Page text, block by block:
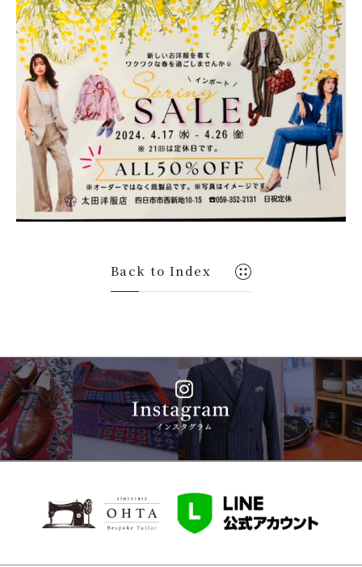
ORDER ITEM
オーダーアイテム
SHOP INFO
店舗情報
© 2021-2026 OHTA. All Rights Reserved.
Back to Index